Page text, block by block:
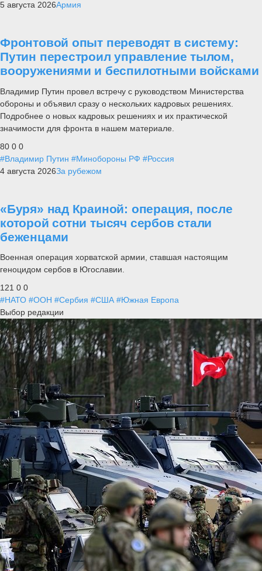
5 августа 2026Армия
Фронтовой опыт переводят в систему:
Путин перестроил управление тылом,
вооружениями и беспилотными войсками
Владимир Путин провел встречу с руководством Министерства
обороны и объявил сразу о нескольких кадровых решениях.
Подробнее о новых кадровых решениях и их практической
значимости для фронта в нашем материале.
80 0 0
#Владимир Путин #Минобороны РФ #Россия
4 августа 2026За рубежом
«Буря» над Краиной: операция, после
которой сотни тысяч сербов стали
беженцами
Военная операция хорватской армии, ставшая настоящим
геноцидом сербов в Югославии.
121 0 0
#НАТО #ООН #Сербия #США #Южная Европа
Выбор редакции